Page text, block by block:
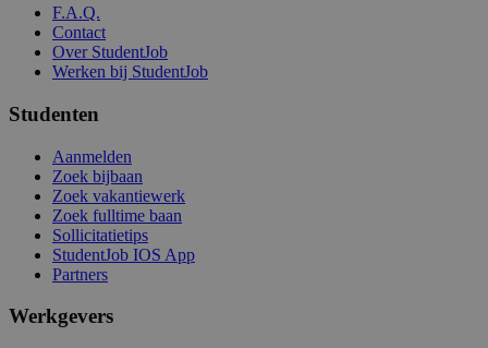
F.A.Q.
Contact
Over StudentJob
Werken bij StudentJob
Studenten
Aanmelden
Zoek bijbaan
Zoek vakantiewerk
Zoek fulltime baan
Sollicitatietips
StudentJob IOS App
Partners
Werkgevers